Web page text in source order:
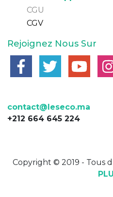
page
2
CGU
CGV
Rejoignez Nous Sur
contact@leseco.ma
+212 664 645 224
Copyright © 2019 - Tous